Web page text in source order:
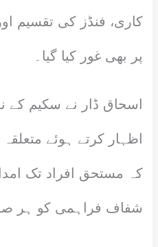
کاری، فنڈز کی تقسیم
پر بھی غور کیا گیا۔
اسحاق ڈار نے سکیم کے
اظہار کرتے ہوئے
کہ مستحق افراد تک
شفاف فراہمی کو ہر